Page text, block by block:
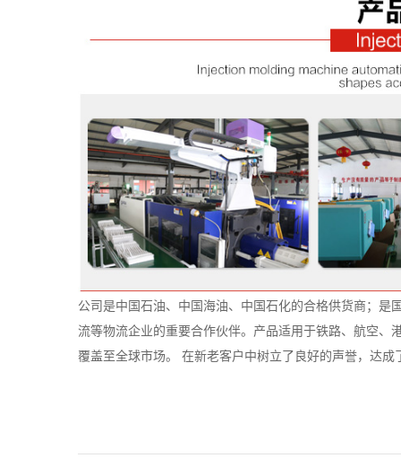
公司是中国石油、中国海油、中国石化的合格供货商；
流等物流企业的重要合作伙伴。产品适用于铁路、航空
覆盖至全球市场。 在新老客户中树立了良好的声誉，达成